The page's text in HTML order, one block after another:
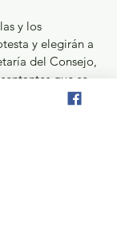
y los
y elegirán a
del Consejo,
que se
Gobierno del